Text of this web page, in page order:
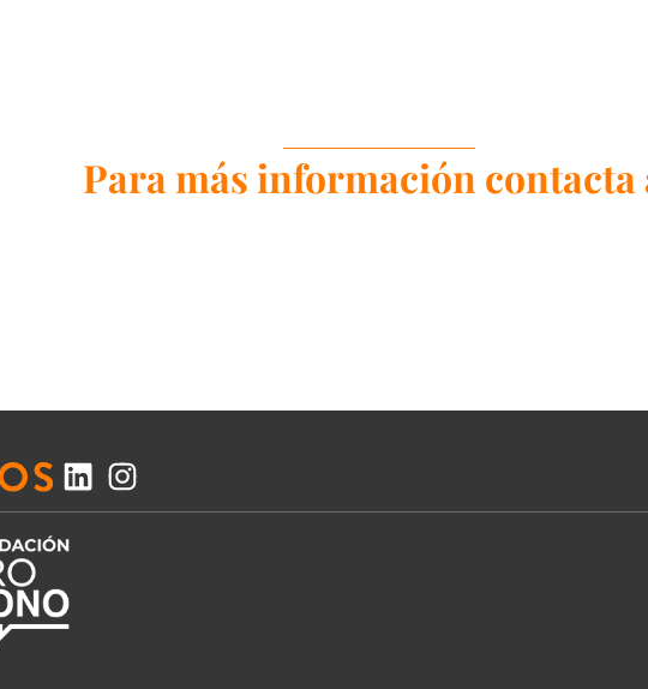
Para más información contacta